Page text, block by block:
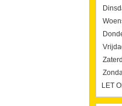
LET